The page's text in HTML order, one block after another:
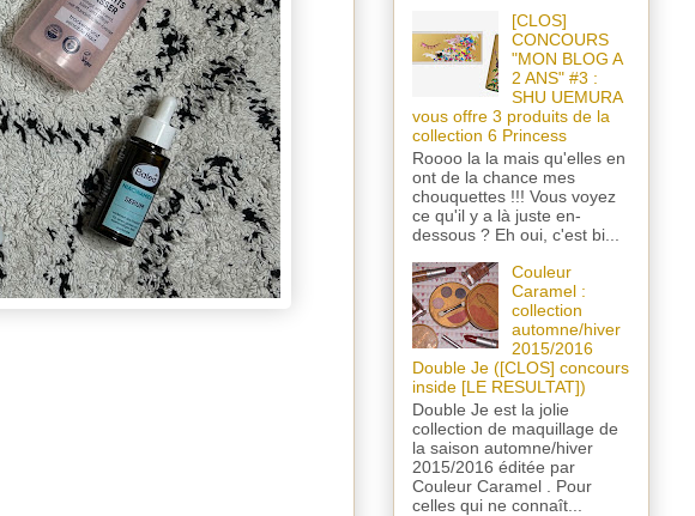
[CLOS]
CONCOURS
"MON BLOG A
2 ANS" #3 :
SHU UEMURA
vous offre 3 produits de la
collection 6 Princess
Roooo la la mais qu'elles en
ont de la chance mes
chouquettes !!! Vous voyez
ce qu'il y a là juste en-
dessous ? Eh oui, c'est bi...
Couleur
Caramel :
collection
automne/hiver
2015/2016
Double Je ([CLOS] concours
inside [LE RESULTAT])
Double Je est la jolie
collection de maquillage de
la saison automne/hiver
2015/2016 éditée par
Couleur Caramel . Pour
celles qui ne connaît...